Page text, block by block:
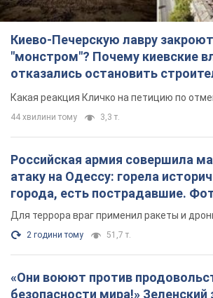
Киево-Печерскую лавру
"монстром"? Почему киевские
отказались остановить
небоскреба "московского
Какая реакция Кличко на петицию по
44 хвилини тому 3,3 т.
Российская армия совершила
атаку на Одессу: горела
города, есть пострадавшие.
Для террора враг применил ракеты и
2 години тому 51,7 т.
«Они воюют против
безопасности мира!» Зеленский